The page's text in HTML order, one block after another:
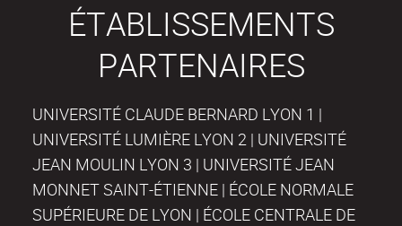
ÉTABLISSEMENTS
PARTENAIRES
UNIVERSITÉ CLAUDE BERNARD LYON 1 |
UNIVERSITÉ LUMIÈRE LYON 2 | UNIVERSITÉ
JEAN MOULIN LYON 3 | UNIVERSITÉ JEAN
MONNET SAINT-ÉTIENNE | ÉCOLE NORMALE
SUPÉRIEURE DE LYON | ÉCOLE CENTRALE DE